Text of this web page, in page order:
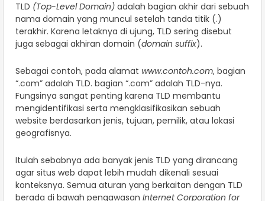
TLD (Top-Level Domain) adalah bagian akhir dari sebuah
nama domain yang muncul setelah tanda titik (.)
terakhir. Karena letaknya di ujung, TLD sering disebut
juga sebagai akhiran domain (domain suffix).
Sebagai contoh, pada alamat www.contoh.com, bagian
“.com” adalah TLD. bagian “.com” adalah TLD-nya.
Fungsinya sangat penting karena TLD membantu
mengidentifikasi serta mengklasifikasikan sebuah
website berdasarkan jenis, tujuan, pemilik, atau lokasi
geografisnya.
Itulah sebabnya ada banyak jenis TLD yang dirancang
agar situs web dapat lebih mudah dikenali sesuai
konteksnya. Semua aturan yang berkaitan dengan TLD
berada di bawah pengawasan Internet Corporation for